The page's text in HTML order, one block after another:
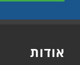
אודות